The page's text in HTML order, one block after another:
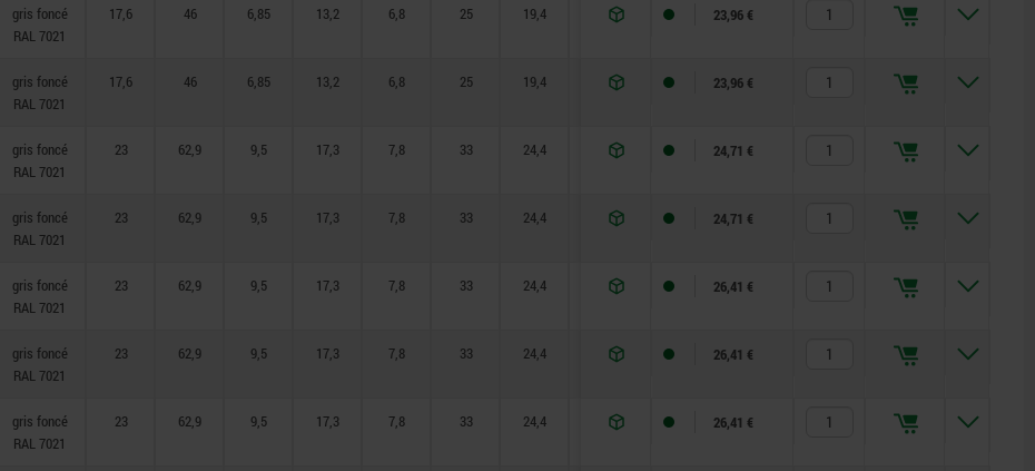
gris foncé
RAL 7021
17,6 46 6,85 13,2 6,8 25 19,4 51,8 23,96 €
gris foncé
RAL 7021
17,6 46 6,85 13,2 6,8 25 19,4 56,8 23,96 €
gris foncé
RAL 7021
23 62,9 9,5 17,3 7,8 33 24,4 27,8 24,71 €
gris foncé
RAL 7021
23 62,9 9,5 17,3 7,8 33 24,4 32,8 24,71 €
gris foncé
RAL 7021
23 62,9 9,5 17,3 7,8 33 24,4 37,8 26,41 €
gris foncé
RAL 7021
23 62,9 9,5 17,3 7,8 33 24,4 42,8 26,41 €
gris foncé
RAL 7021
23 62,9 9,5 17,3 7,8 33 24,4 47,8 26,41 €